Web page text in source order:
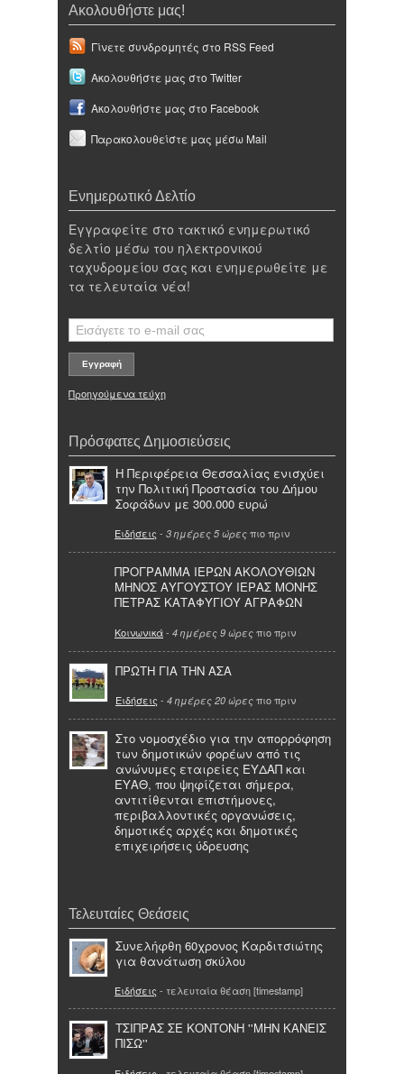
Ακολουθήστε μας!
Γίνετε συνδρομητές στο RSS Feed
Ακολουθήστε μας στο Twitter
Ακολουθήστε μας στο Facebook
Παρακολουθείστε μας μέσω Mail
Ενημερωτικό Δελτίο
Εγγραφείτε στο τακτικό ενημερωτικό
δελτίο μέσω του ηλεκτρονικού
ταχυδρομείου σας και ενημερωθείτε με
τα τελευταία νέα!
Προηγούμενα τεύχη
Πρόσφατες Δημοσιεύσεις
Η Περιφέρεια Θεσσαλίας ενισχύει
την Πολιτική Προστασία του Δήμου
Σοφάδων με 300.000 ευρώ
Ειδήσεις - 3 ημέρες 5 ώρες πιο πριν
ΠΡΟΓΡΑΜΜΑ ΙΕΡΩΝ ΑΚΟΛΟΥΘΙΩΝ
ΜΗΝΟΣ ΑΥΓΟΥΣΤΟΥ ΙΕΡΑΣ ΜΟΝΗΣ
ΠΕΤΡΑΣ ΚΑΤΑΦΥΓΙΟΥ ΑΓΡΑΦΩΝ
Κοινωνικά- 4 ημέρες 9 ώρες πιο πριν
ΠΡΩΤΗ ΓΙΑ ΤΗΝ ΑΣΑ
Ειδήσεις - 4 ημέρες 20 ώρες πιο πριν
Στο νομοσχέδιο για την απορρόφηση
των δημοτικών φορέων από τις
ανώνυμες εταιρείες ΕΥΔΑΠ και
ΕΥΑΘ, που ψηφίζεται σήμερα,
αντιτίθενται επιστήμονες,
περιβαλλοντικές οργανώσεις,
δημοτικές αρχές και δημοτικές
επιχειρήσεις ύδρευσης
Τελευταίες Θεάσεις
Συνελήφθη 60χρονος Καρδιτσιώτης
για θανάτωση σκύλου
Ειδήσεις - τελευταία θέαση [timestamp]
ΤΣΙΠΡΑΣ ΣΕ ΚΟΝΤΟΝΗ ''ΜΗΝ ΚΑΝΕΙΣ
ΠΙΣΩ''